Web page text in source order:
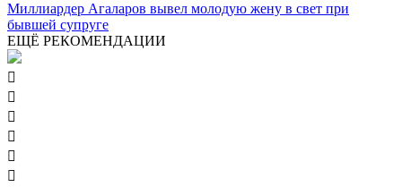
Миллиардер Агаларов вывел молодую жену в свет при
бывшей супруге
ЕЩЁ РЕКОМЕНДАЦИИ





